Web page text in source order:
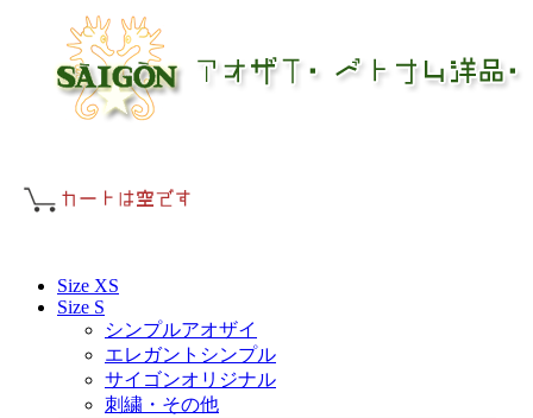
Size XS
Size S
シンプルアオザイ
エレガントシンプル
サイゴンオリジナル
刺繍・その他